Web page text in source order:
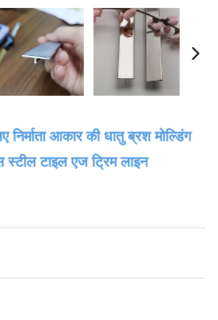
निर्माता आकार की धातु ब्रश मोल्डिंग
टाइल एज ट्रिम लाइन